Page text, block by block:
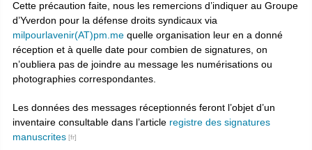
Cette précaution faite, nous les remercions d’indiquer au Groupe
d’Yverdon pour la défense droits syndicaux via
milpourlavenir(AT)pm.me quelle organisation leur en a donné
réception et à quelle date pour combien de signatures, on
n’oubliera pas de joindre au message les numérisations ou
photographies correspondantes.
Les données des messages réceptionnés feront l’objet d’un
inventaire consultable dans l’article registre des signatures
manuscrites